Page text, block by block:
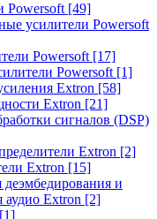
Powersoft [49]
усилители Powersoft
Powersoft [17]
Powersoft [1]
Extron [58]
Extron [21]
сигналов (DSP)
Extron [2]
Extron [15]
деэмбедирования и
аудио Extron [2]
[1]